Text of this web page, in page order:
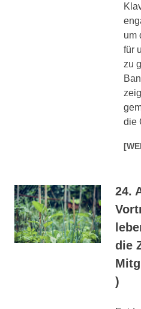
um
für
zu
die
24.
die
)